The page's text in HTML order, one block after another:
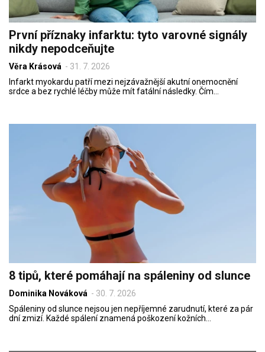
První příznaky infarktu: tyto varovné signály
nikdy nepodceňujte
Věra Krásová - 31. 7. 2026
Infarkt myokardu patří mezi nejzávažnější akutní onemocnění
srdce a bez rychlé léčby může mít fatální následky. Čím…
8 tipů, které pomáhají na spáleniny od slunce
Dominika Nováková - 30. 7. 2026
Spáleniny od slunce nejsou jen nepříjemné zarudnutí, které za pár
dní zmizí. Každé spálení znamená poškození kožních…